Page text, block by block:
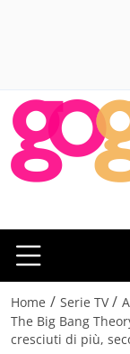
Home / Serie TV /
The Big Bang
cresciuti di più,